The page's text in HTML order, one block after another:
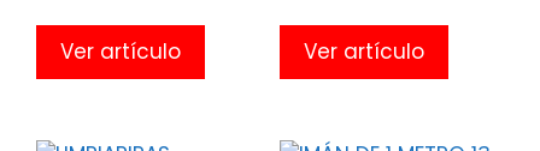
Ver artículo Ver artículo